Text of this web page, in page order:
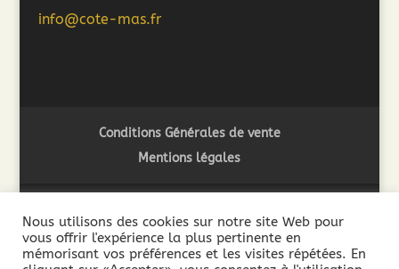
info@cote-mas.fr
Conditions Générales de vente
Mentions légales
2018 ©Côté Mas - L'abus d'alcool est dangereux pour la
santé. A consommer avec modération - La vente de boissons
Nous utilisons des cookies sur notre site Web pour
vous offrir l'expérience la plus pertinente en
mémorisant vos préférences et les visites répétées. En